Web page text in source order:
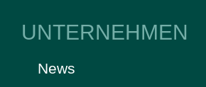
UNTERNEHMEN
News